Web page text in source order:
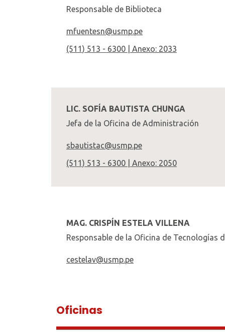
Responsable de Biblioteca
mfuentesn@usmp.pe
(511) 513 - 6300 | Anexo: 2033
LIC. SOFÍA BAUTISTA CHUNGA
Jefa de la Oficina de Administración
sbautistac@usmp.pe
(511) 513 - 6300 | Anexo: 2050
MAG. CRISPÍN ESTELA VILLENA
Responsable de la Oficina de Tecnologías
cestelav@usmp.pe
Oficinas